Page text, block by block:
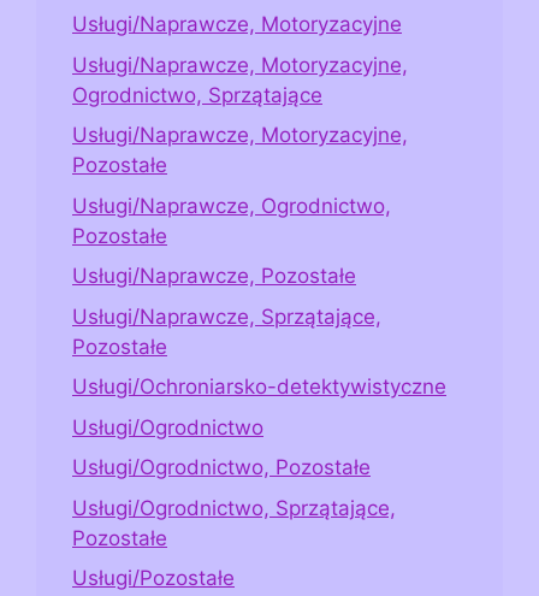
Usługi/Naprawcze, Motoryzacyjne
Usługi/Naprawcze, Motoryzacyjne,
Ogrodnictwo, Sprzątające
Usługi/Naprawcze, Motoryzacyjne,
Pozostałe
Usługi/Naprawcze, Ogrodnictwo,
Pozostałe
Usługi/Naprawcze, Pozostałe
Usługi/Naprawcze, Sprzątające,
Pozostałe
Usługi/Ochroniarsko-detektywistyczne
Usługi/Ogrodnictwo
Usługi/Ogrodnictwo, Pozostałe
Usługi/Ogrodnictwo, Sprzątające,
Pozostałe
Usługi/Pozostałe